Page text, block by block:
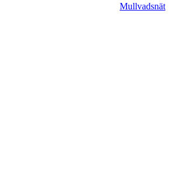
Mullvadsnät